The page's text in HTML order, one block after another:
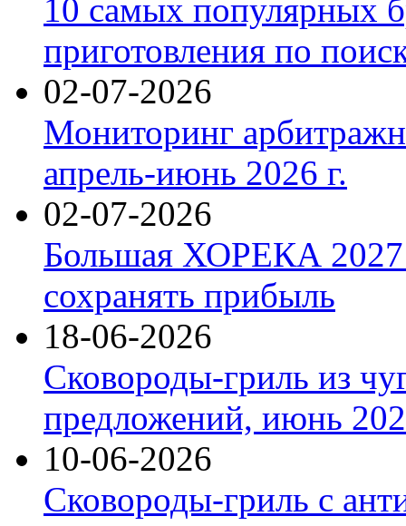
10 самых популярных
приготовления по
02-07-2026
Мониторинг
апрель-июнь 2026 г.
02-07-2026
Большая ХОРЕКА 2027:
сохранять прибыль
18-06-2026
Сковороды-гриль из
предложений, июнь
10-06-2026
Сковороды-гриль с